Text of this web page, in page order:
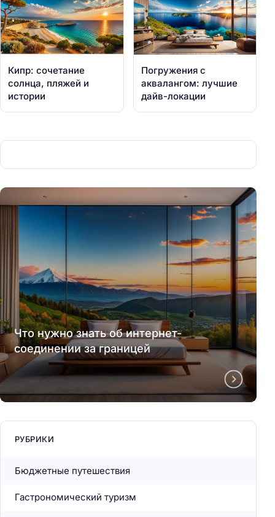
Кипр: сочетание
солнца, пляжей и
истории
Погружения с
аквалангом: лучшие
дайв-локации
Что нужно знать об интернет-
соединении за границей
РУБРИКИ
Бюджетные путешествия
Гастрономический туризм